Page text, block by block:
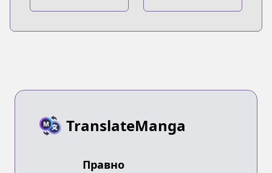
TranslateManga
Правно